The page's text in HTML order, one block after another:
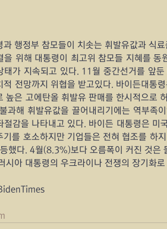
과 행정부 참모들이 치솟는 휘발유값과 식
을 위해 대통령이 최고위 참모들 지혜를
태가 지속되고 있다. 11월 중간선거를 앞
적 전망까지 위협을 받고있다. 바이든대통
높은 고에탄올 휘발유 판매를 한시적으로
과해 휘발유값을 끌어내리기에는 역부족
절감을 나타내고 있다. 바이든 대통령은
기를 호소하지만 기업들은 전혀 협조를 하
했다. 4월(8.3%)보다 오름폭이 커진 것
시아 대통령의 우크라이나 전쟁의 장기화